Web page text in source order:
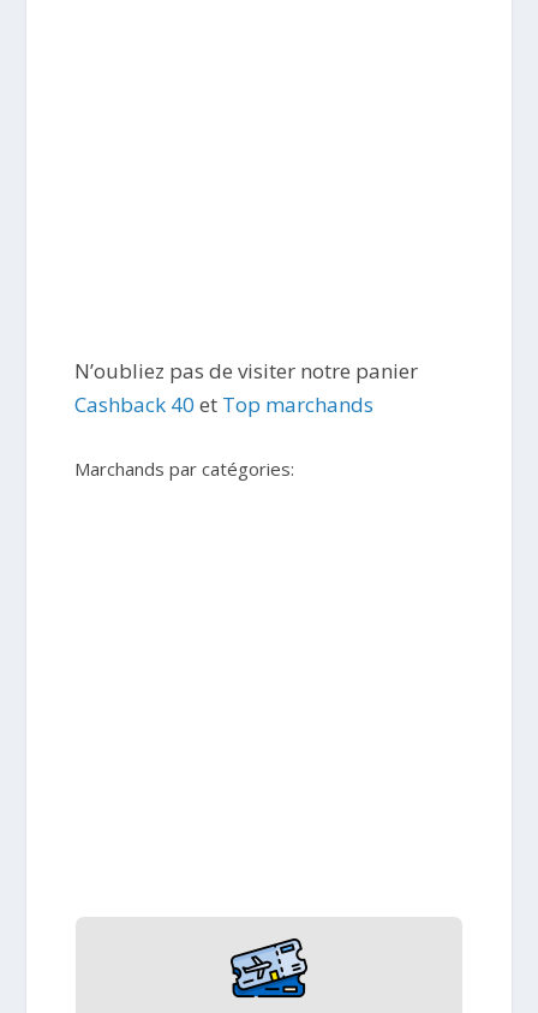
N’oubliez pas de visiter notre panier
Cashback 40 et Top marchands
Marchands par catégories: